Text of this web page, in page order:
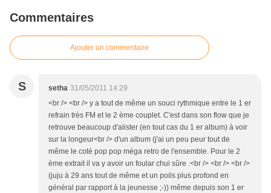
Commentaires
Ajouter un commentaire
S setha 31/05/2011 14:29
<br /> <br /> y a tout de même un souci rythmique entre le 1 er
refrain très FM et le 2 ème couplet. C'est dans son flow que je
retrouve beaucoup d'alister (en tout cas du 1 er album) à voir
sur la longeur<br /> d'un album (j'ai un peu peur tout de
même le coté pop pop méga retro de l'ensemble. Pour le 2
ème extrait il va y avoir un foular chui sûre .<br /> <br /> <br />
(juju à 29 ans tout de même et un poils plus profond en
général par rapport à la jeunesse ;-)) même depuis son 1 er